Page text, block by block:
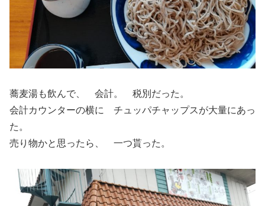
蕎麦湯も飲んで、 会計。 税別だった。
会計カウンターの横に チュッパチャップスが大量にあっ
た。
売り物かと思ったら、 一つ貰った。